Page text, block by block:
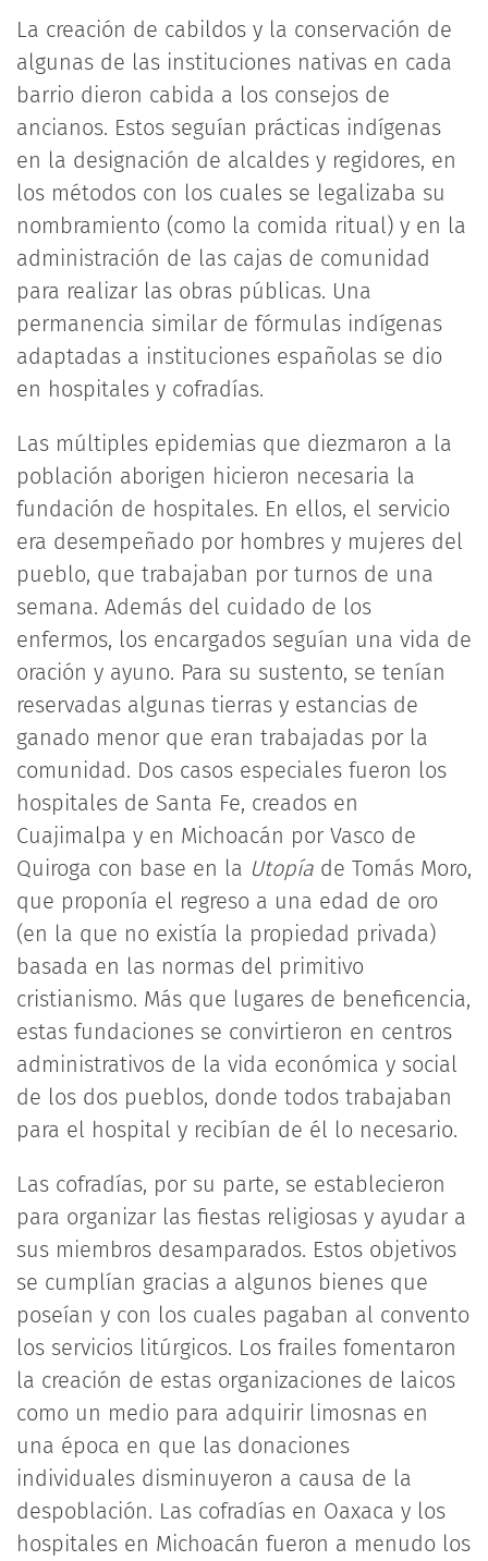
La creación de cabildos y la conservación de
algunas de las instituciones nativas en cada
barrio dieron cabida a los consejos de
ancianos. Estos seguían prácticas indígenas
en la designación de alcaldes y regidores, en
los métodos con los cuales se legalizaba su
nombramiento (como la comida ritual) y en la
administración de las cajas de comunidad
para realizar las obras públicas. Una
permanencia similar de fórmulas indígenas
adaptadas a instituciones españolas se dio
en hospitales y cofradías.
Las múltiples epidemias que diezmaron a la
población aborigen hicieron necesaria la
fundación de hospitales. En ellos, el servicio
era desempeñado por hombres y mujeres del
pueblo, que trabajaban por turnos de una
semana. Además del cuidado de los
enfermos, los encargados seguían una vida de
oración y ayuno. Para su sustento, se tenían
reservadas algunas tierras y estancias de
ganado menor que eran trabajadas por la
comunidad. Dos casos especiales fueron los
hospitales de Santa Fe, creados en
Cuajimalpa y en Michoacán por Vasco de
Quiroga con base en la Utopía de Tomás Moro,
que proponía el regreso a una edad de oro
(en la que no existía la propiedad privada)
basada en las normas del primitivo
cristianismo. Más que lugares de beneficencia,
estas fundaciones se convirtieron en centros
administrativos de la vida económica y social
de los dos pueblos, donde todos trabajaban
para el hospital y recibían de él lo necesario.
Las cofradías, por su parte, se establecieron
para organizar las fiestas religiosas y ayudar a
sus miembros desamparados. Estos objetivos
se cumplían gracias a algunos bienes que
poseían y con los cuales pagaban al convento
los servicios litúrgicos. Los frailes fomentaron
la creación de estas organizaciones de laicos
como un medio para adquirir limosnas en
una época en que las donaciones
individuales disminuyeron a causa de la
despoblación. Las cofradías en Oaxaca y los
hospitales en Michoacán fueron a menudo los